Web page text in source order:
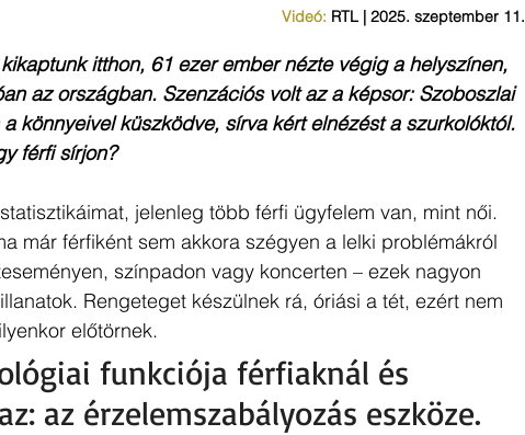
Videó: RTL | 2025. szeptember 11.
itthon, 61 ezer ember nézte végig a helyszínen,
az országban. Szenzációs volt az a képsor: Szoboszlai
könnyeivel küszködve, sírva kért elnézést a szurkolóktól.
férfi sírjon?
jelenleg több férfi ügyfelem van, mint női.
már férfiként sem akkora szégyen a lelki problémákról
színpadon vagy koncerten – ezek nagyon
Rengeteget készülnek rá, óriási a tét, ezért nem
előtörnek.
funkciója férfiaknál és
az érzelemszabályozás eszköze.